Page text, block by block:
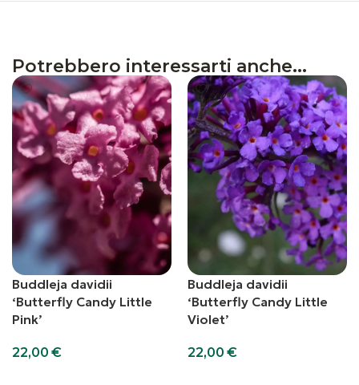
Potrebbero interessarti anche...
Buddleja davidii
‘Butterfly Candy Little
Pink’
22,00 €
Buddleja davidii
‘Butterfly Candy Little
Violet’
22,00 €